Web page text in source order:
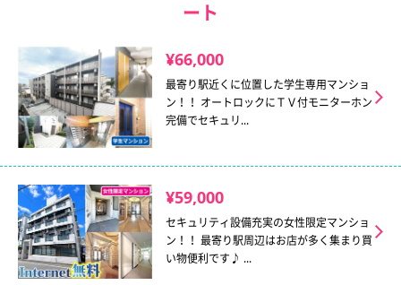
ート
¥66,000
最寄り駅近くに位置した学生専用マンショ
ン！！ オートロックにＴＶ付モニターホン
完備でセキュリ...
¥59,000
セキュリティ設備充実の女性限定マンショ
ン！！ 最寄り駅周辺はお店が多く集まり買
い物便利です♪ ...